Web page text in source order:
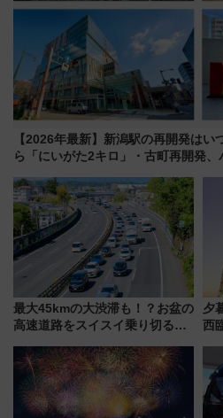
【2026年最新】新潟駅の再開発は
ら「にいがた2キロ」・古町再開発
最大45kmの大渋滞も！？お盆の
高速道路をスイスイ乗り切る快
夕
西